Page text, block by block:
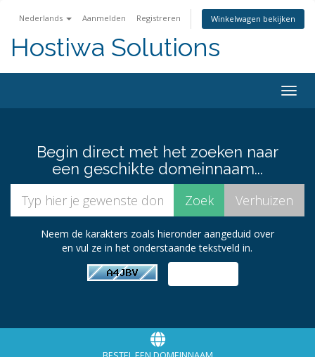
Nederlands Aanmelden Registreren Winkelwagen bekijken
Hostiwa Solutions
Begin direct met het zoeken naar
een geschikte domeinnaam...
Neem de karakters zoals hieronder aangeduid over
en vul ze in het onderstaande tekstveld in.